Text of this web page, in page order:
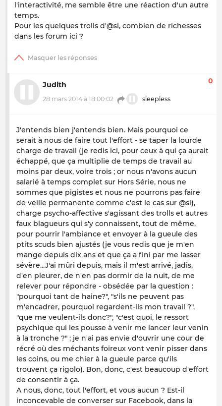
l'interactivité, me semble être une réaction d'un autre
temps.
Pour les quelques trolls d'@si, combien de richesses
dans les forum ici ?
Judith
28 mars 2014 à 18:00:02 sleepless
0
J'entends bien j'entends bien. Mais pourquoi ce
serait à nous de faire tout l'effort - se taper la lourde
charge de travail (je redis ici, pour ceux à qui ça aurait
échappé, que ça multiplie de temps de travail au
moins par deux, voire trois ; or nous n'avons aucun
salarié à temps complet sur Hors Série, nous ne
sommes que pigistes et nous ne pourrons pas faire
de veille permanente comme c'est le cas sur @si),
charge psycho-affective s'agissant des trolls et autres
faux blagueurs qui s'y connaissent, tout de même,
pour pourrir l'ambiance et envoyer à la gueule des
ptits scuds bien ajustés (je vous redis que je m'en
mange depuis dix ans et que ça a fini par me lasser
sévère...J'ai mûri depuis, mais il m'est arrivé, jadis,
d'en pleurer, de n'en pas dormir de la nuit, de me
relever pour répondre - obsédée par la question :
"pourquoi tant de haine?", "s'ils ne peuvent pas
m'encadrer, pourquoi regardent-ils mon travail ?",
"que me veulent-ils donc?", "c'est quoi, le ressort
psychique qui les pousse à venir me lancer leur venin
à la tronche ?" ; je n'ai pas envie d'ouvrir une cour de
récré où des méchants foireux vont venir pisser dans
les coins, ou me chier à la gueule parce qu'ils
trouvent ça rigolo). Bon, donc, c'est beaucoup d'effort
de consentir à ça.
A nous, donc, tout l'effort, et vous aucun ? Est-il
inconcevable de converser sur Facebook, dans la